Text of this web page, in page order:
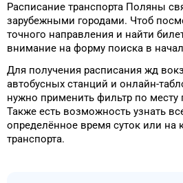
Расписание транспорта Поляны
зарубежными городами. Чтоб
точного направления и найти
внимание на форму поиска в
Для получения расписания жд
автобусных станций и онлайн-
нужно применить фильтр по месту
Также есть возможность узнать
определённое время суток или на
транспорта.